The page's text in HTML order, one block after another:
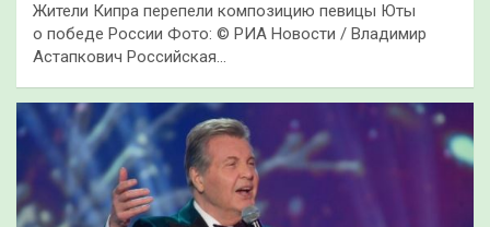
Жители Кипра перепели композицию певицы Юты
о победе России Фото: © РИА Новости / Владимир
Астапкович Российская…